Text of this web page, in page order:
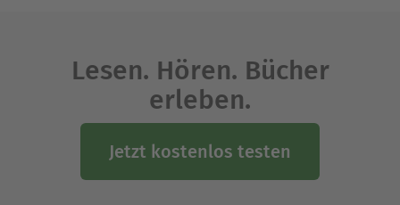
Lesen. Hören. Bücher
erleben.
Jetzt kostenlos testen